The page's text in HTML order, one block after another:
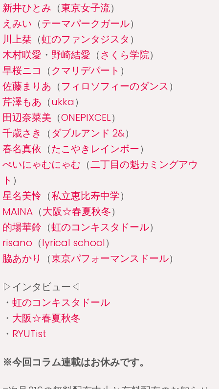
新井ひとみ （東京女子流）
えみい （テーマパークガール）
川上栞 （虹のファンタジスタ ）
木村咲愛 ・ 野崎結愛 （さくら学院）
早桜ニコ （クマリデパート ）
佐藤まりあ （フィロソフィーのダンス）
芹澤もあ （ukka）
田辺奈菜美 （ONEPIXCEL）
千歳さき
（ダブルアンド 2&）
春名真依 （たこやきレインボー）
ぺいにゃむにゃむ （二丁目の魁カミングアウ
ト ）
星名美怜 （私立恵比寿中学）
MAINA （大阪☆春夏秋冬）
的場華鈴 （虹のコンキスタドール）
risano （lyrical school）
脇あかり
（東京パフォーマンスドール）
▷インタビュー◁
・ 虹のコンキスタドール
・ 大阪☆春夏秋冬
・ RYUTist
※今回コラム連載はお休みです。